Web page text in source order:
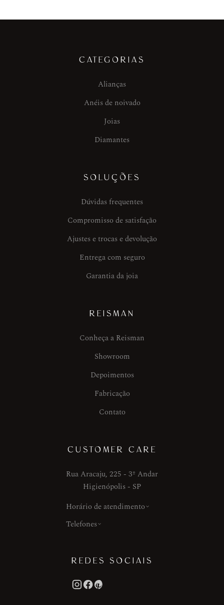
CATEGORIAS
Alianças
Anéis de noivado
Joias
Diamantes
SOLUÇÕES
Dúvidas frequentes
Compromisso de satisfação
Ajustes e trocas e devolução
Entrega com seguro
Garantia da joia
REISMAN
Conheça a Reisman
Showroom
Depoimentos
Fabricação
Contato
CUSTOMER CARE
Rua Aracaju, 225 - 3º Andar
Higienópolis - SP
Horário de atendimento
Telefones
REDES SOCIAIS